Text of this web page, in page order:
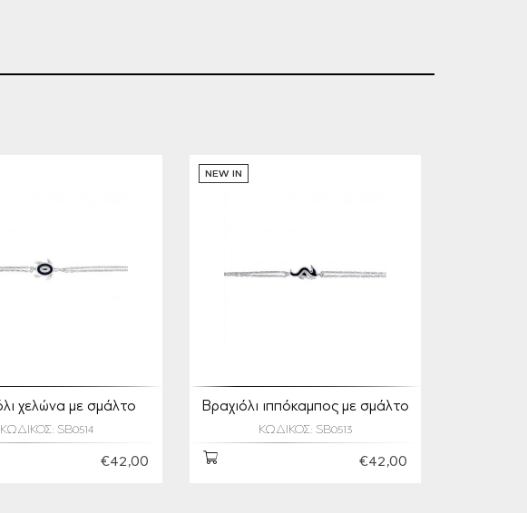
χελώνα με σμάλτο
ΚΩΔΙΚΟΣ: SB0514
€42,00
NEW IN
Βραχιόλι ιππόκαμπος με σμάλτο
ΚΩΔΙΚΟΣ: SB0513
€42,00